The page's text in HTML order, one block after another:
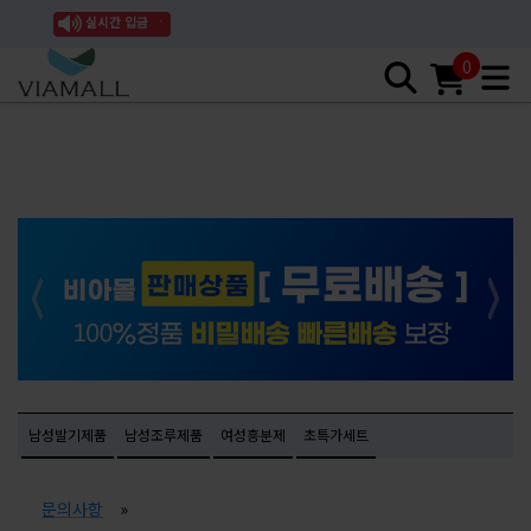
실시간 입금
0
남성발기제품 남성조루제품 여성흥분제 초특가세트
문의사항 »